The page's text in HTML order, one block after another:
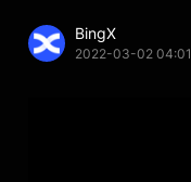
BingX
2022-03-02 04:01